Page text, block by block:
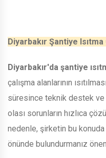
Diyarbakır Şantiye Isıtma
Diyarbakır'da şantiye
çalışma alanlarının
süresince teknik destek ve
olası sorunların hızlıca
nedenle, şirketin bu
önünde bulundurmanız